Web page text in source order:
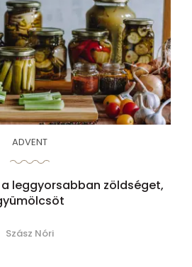
ADVENT
leggyorsabban zöldséget,
Szász Nóri